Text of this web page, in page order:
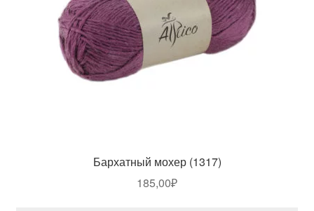
Бархатный мохер (1317)
185,00₽